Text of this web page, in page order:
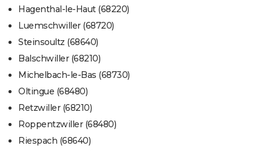
Hagenthal-le-Haut (68220)
Luemschwiller (68720)
Steinsoultz (68640)
Balschwiller (68210)
Michelbach-le-Bas (68730)
Oltingue (68480)
Retzwiller (68210)
Roppentzwiller (68480)
Riespach (68640)